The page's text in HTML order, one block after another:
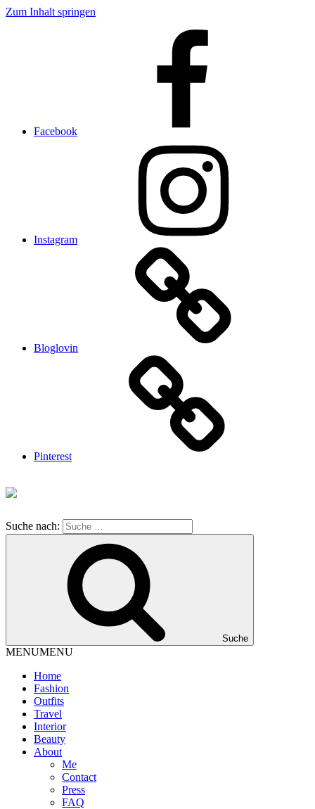
Zum Inhalt springen
Facebook
Instagram
Bloglovin
Pinterest
Suche nach:
Suche
MENUMENU
Home
Fashion
Outfits
Travel
Interior
Beauty
About
Me
Contact
Press
FAQ